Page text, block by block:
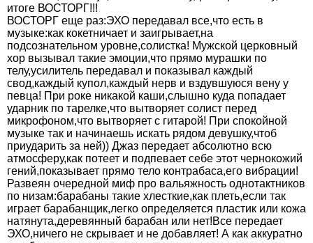
итоге ВОСТОРГ!!!
ВОСТОРГ еще раз:ЭХО передавал все,что есть в
музыке:как кокетничает и заигрывает,на
подсознательном уровне,солистка! Мужской церковный
хор вызывал такие эмоции,что прямо мурашки по
телу,усилитель передавал и показывал каждый
свод,каждый купол,каждый нерв и вздувшуюся вену у
певца! При роке никакой каши,слышно куда попадает
ударник по тарелке,что вытворяет солист перед
микрофоном,что вытворяет с гитарой! При спокойной
музыке так и начинаешь искать рядом девушку,чтоб
приударить за ней)) Джаз передает абсолютно всю
атмосферу,как потеет и подпевает себе этот чернокожий
гений,показывает прямо тело контрабаса,его вибрации!
Развеян очередной миф про вальяжность однотактников
по низам:барабаны такие хлесткие,как плеть,если так
играет барабанщик,легко определяется пластик или кожа
натянута,деревянный барабан или нет!Все передает
ЭХО,ничего не скрывает и не добавляет! А как аккуратно